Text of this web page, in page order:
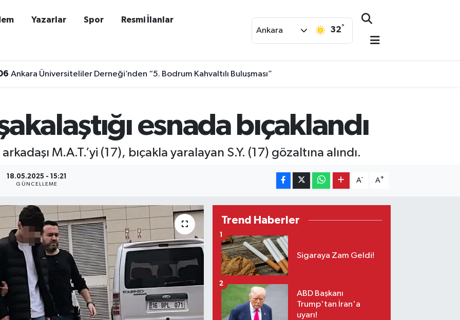
Yazarlar Spor Resmi İlanlar
Ankara 32°
Ankara Üniversiteliler Derneği’nden “5. Bodrum Kahvaltılı Buluşması”
esnada bıçaklandı
M.A.T.’yi (17), bıçakla yaralayan S.Y. (17) gözaltına alındı.
18.05.2025 - 15:21
GÜNCELLEME
A- A+
Trend Haberler
Sigaraya Zam Geldi!
1
ABD Başkanı
Trump'tan İran'a
uyarı!
2